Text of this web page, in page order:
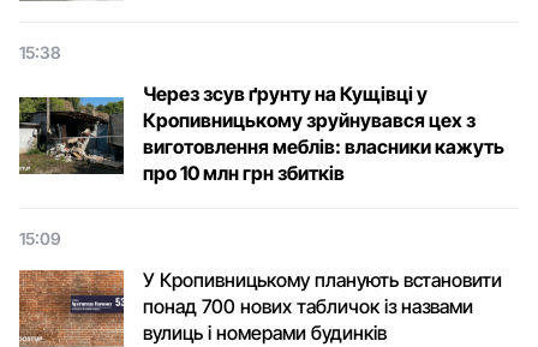
15:38
Через зсув ґрунту на Кущівці у
Кропивницькому зруйнувався цех з
виготовлення меблів: власники кажуть
про 10 млн грн збитків
15:09
У Кропивницькому планують встановити
понад 700 нових табличок із назвами
вулиць і номерами будинків